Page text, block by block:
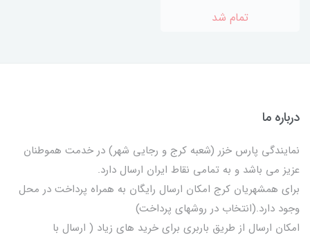
تمام شد
درباره ما
نمایندگی پارس خزر (شعبه کرج و رجایی شهر) در خدمت هموطنان
عزیز می باشد و به تمامی نقاط ایران ارسال دارد.
برای همشهریان کرج امکان ارسال رایگان به همراه پرداخت در محل
وجود دارد.(انتخاب در روشهای پرداخت)
امکان ارسال از طریق باربری برای خرید های زیاد ( ارسال با